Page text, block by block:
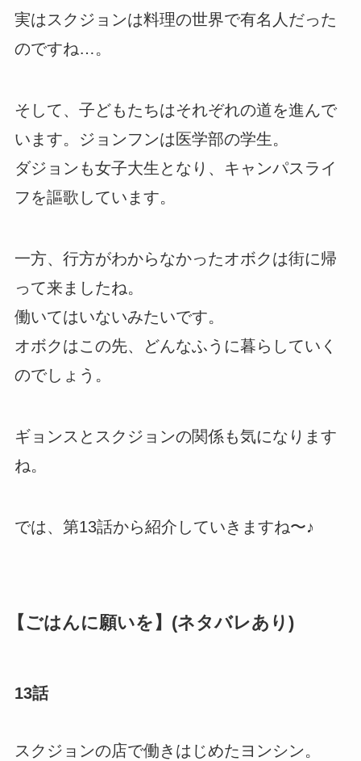
実はスクジョンは料理の世界で有名人だった
のですね…。
そして、子どもたちはそれぞれの道を進んで
います。ジョンフンは医学部の学生。
ダジョンも女子大生となり、キャンパスライ
フを謳歌しています。
一方、行方がわからなかったオボクは街に帰
って来ましたね。
働いてはいないみたいです。
オボクはこの先、どんなふうに暮らしていく
のでしょう。
ギョンスとスクジョンの関係も気になります
ね。
では、第13話から紹介していきますね〜♪
【ごはんに願いを】(ネタバレあり)
13話
スクジョンの店で働きはじめたヨンシン。